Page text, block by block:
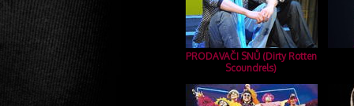
PRODAVAČI SNŮ (Dirty Rotten
Scoundrels)